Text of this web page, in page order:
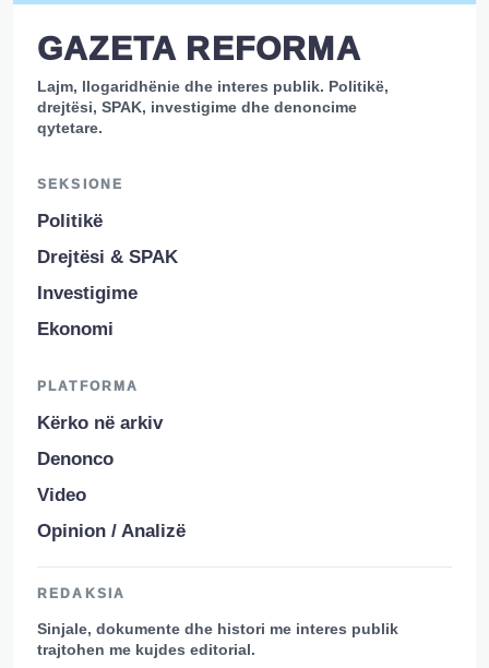
GAZETA REFORMA
Lajm, llogaridhënie dhe interes publik. Politikë,
drejtësi, SPAK, investigime dhe denoncime
qytetare.
SEKSIONE
Politikë
Drejtësi & SPAK
Investigime
Ekonomi
PLATFORMA
Kërko në arkiv
Denonco
Video
Opinion / Analizë
REDAKSIA
Sinjale, dokumente dhe histori me interes publik
trajtohen me kujdes editorial.